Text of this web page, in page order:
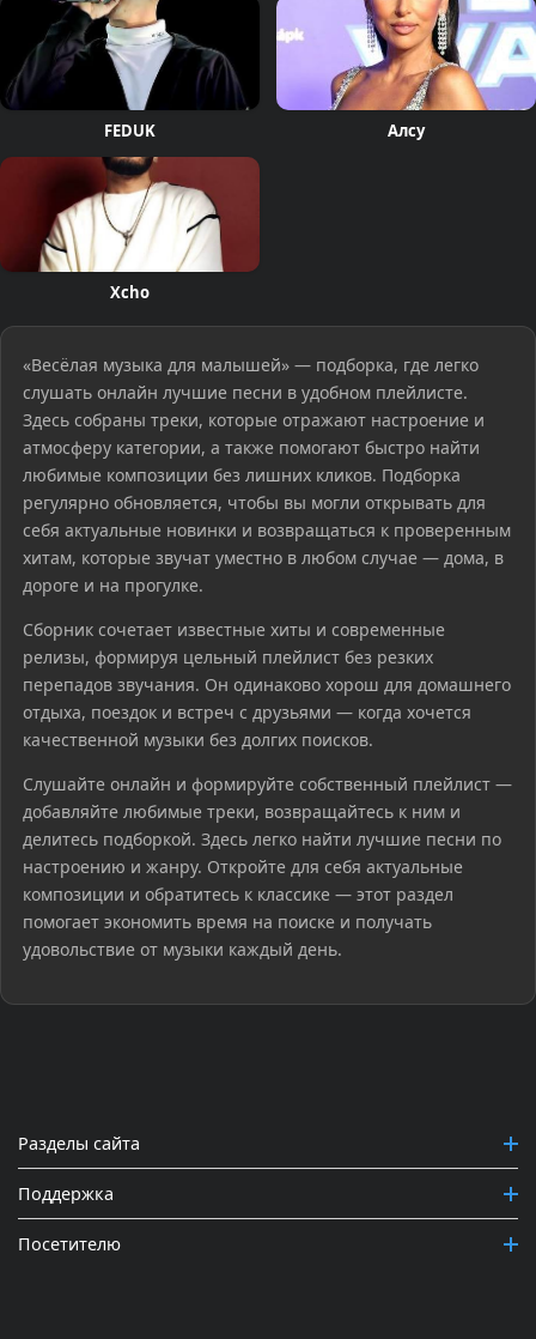
FEDUK Алсу
Xcho
«Весёлая музыка для малышей» — подборка, где легко
слушать онлайн лучшие песни в удобном плейлисте.
Здесь собраны треки, которые отражают настроение и
атмосферу категории, а также помогают быстро найти
любимые композиции без лишних кликов. Подборка
регулярно обновляется, чтобы вы могли открывать для
себя актуальные новинки и возвращаться к проверенным
хитам, которые звучат уместно в любом случае — дома, в
дороге и на прогулке.
Сборник сочетает известные хиты и современные
релизы, формируя цельный плейлист без резких
перепадов звучания. Он одинаково хорош для домашнего
отдыха, поездок и встреч с друзьями — когда хочется
качественной музыки без долгих поисков.
Слушайте онлайн и формируйте собственный плейлист —
добавляйте любимые треки, возвращайтесь к ним и
делитесь подборкой. Здесь легко найти лучшие песни по
настроению и жанру. Откройте для себя актуальные
композиции и обратитесь к классике — этот раздел
помогает экономить время на поиске и получать
удовольствие от музыки каждый день.
Разделы сайта
Поддержка
Посетителю